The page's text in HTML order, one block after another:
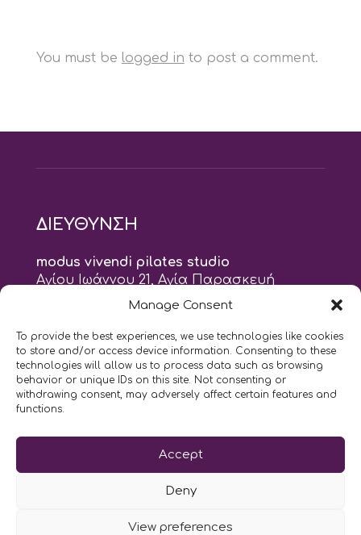
Manage Consent
To provide the best experiences, we use technologies like cookies
to store and/or access device information. Consenting to these
technologies will allow us to process data such as browsing
behavior or unique IDs on this site. Not consenting or
withdrawing consent, may adversely affect certain features and
functions.
Accept
Deny
View preferences
You must be logged in to post a comment.
ΔΙΕΥΘΥΝΣΗ
modus vivendi pilates studio
Αγίου Ιωάννου 21, Αγία Παρασκευή
τηλ: 210 6082152
naskari.d@modusvivendi-pilates.gr
ΣΗΜΕΡΑ ΕΙΝΑΙ 06/08
9:00 - 9:00